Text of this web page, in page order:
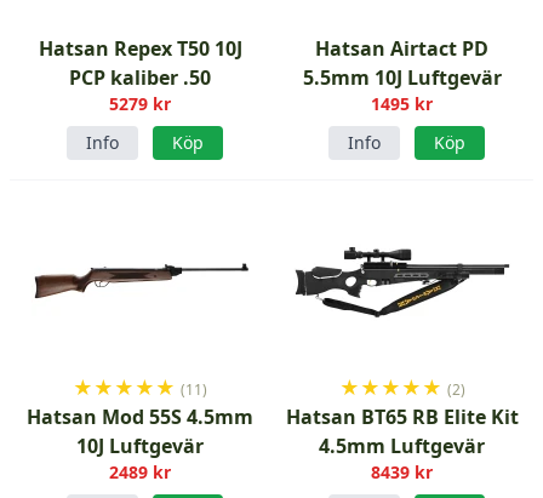
Hatsan Repex T50 10J
PCP kaliber .50
5279 kr
Info
Köp
Hatsan Airtact PD
5.5mm 10J Luftgevär
1495 kr
Info
Köp
★★★★★ (11)
Hatsan Mod 55S 4.5mm
10J Luftgevär
2489 kr
★★★★★ (2)
Hatsan BT65 RB Elite Kit
4.5mm Luftgevär
8439 kr